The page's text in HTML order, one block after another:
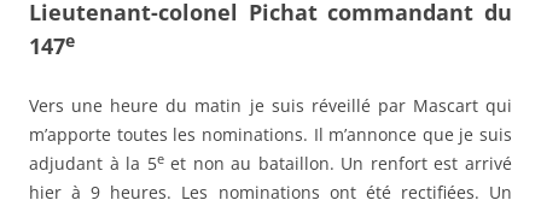
Lieutenant-colonel Pichat commandant du
147e
Vers une heure du matin je suis réveillé par Mascart qui
m’apporte toutes les nominations. Il m’annonce que je suis
adjudant à la 5eet non au bataillon. Un renfort est arrivé
hier à 9 heures. Les nominations ont été rectifiées. Un